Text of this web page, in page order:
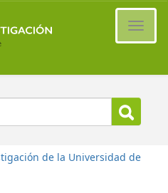
de la Universidad de